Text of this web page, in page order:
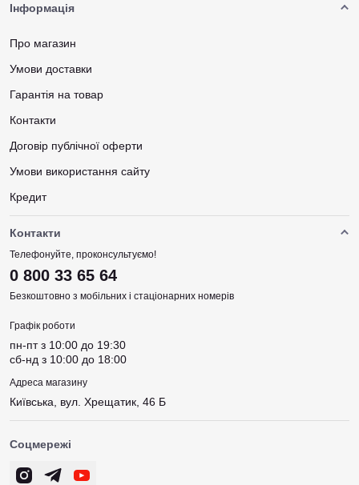
Інформація
Про магазин
Умови доставки
Гарантія на товар
Контакти
Договір публічної оферти
Умови використання сайту
Кредит
Контакти
Телефонуйте, проконсультуємо!
0 800 33 65 64
Безкоштовно з мобільних і стаціонарних номерів
Графік роботи
пн-пт з 10:00 до 19:30
сб-нд з 10:00 до 18:00
Адреса магазину
Київська, вул. Хрещатик, 46 Б
Соцмережі